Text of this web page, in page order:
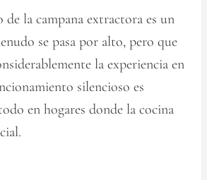
la campana extractora es un
se pasa por alto, pero que
la experiencia en
silencioso es
en hogares donde la cocina